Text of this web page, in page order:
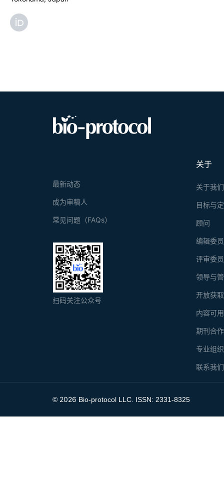
关于
关于我们
目标与
顾问
编辑委
评审委
领导与
开放获
内容可
期刊合
专业组
联系我们
最新动态
成为审稿人
常见问题（FAQs）
扫码关注公众号
© 2026 Bio-protocol LLC. ISSN: 2331-8325